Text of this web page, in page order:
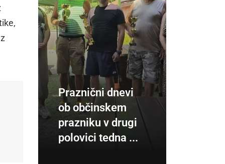
Praznični dnevi
ob občinskem
prazniku v drugi
polovici tedna ...